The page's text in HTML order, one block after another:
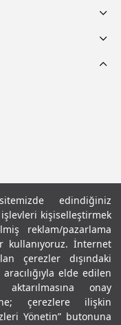
edindiğiniz
kişiselleştirmek
reklam/pazarlama
kullanıyoruz. İnternet
çerezler dışındaki
elde edilen
onay
çerezlere ilişkin
Yönetin” butonuna
MetniŞartlar ve Koşullar